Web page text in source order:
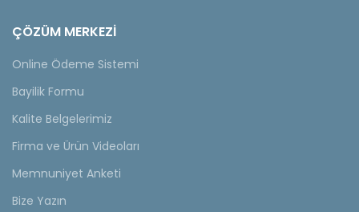
ÇÖZÜM MERKEZİ
Online Ödeme Sistemi
Bayilik Formu
Kalite Belgelerimiz
Firma ve Ürün Videoları
Memnuniyet Anketi
Bize Yazın